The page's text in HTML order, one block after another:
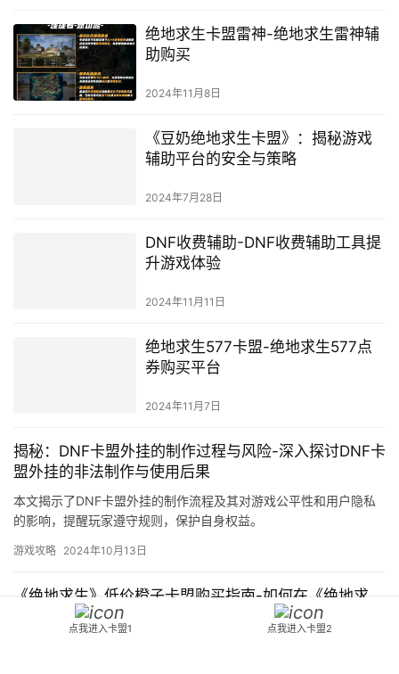
绝地求生卡盟雷神-绝地求生雷神辅
助购买
2024年11月8日
《豆奶绝地求生卡盟》：揭秘游戏
辅助平台的安全与策略
2024年7月28日
DNF收费辅助-DNF收费辅助工具提
升游戏体验
2024年11月11日
绝地求生577卡盟-绝地求生577点
券购买平台
2024年11月7日
揭秘：DNF卡盟外挂的制作过程与风险-深入探讨DNF卡
盟外挂的非法制作与使用后果
本文揭示了DNF卡盟外挂的制作流程及其对游戏公平性和用户隐私
的影响，提醒玩家遵守规则，保护自身权益。
游戏攻略 2024年10月13日
《绝地求生》低价橙子卡盟购买指南-如何在《绝地求
生》中通过低价橙子卡盟获取游戏道具
点我进入卡盟1 点我进入卡盟2